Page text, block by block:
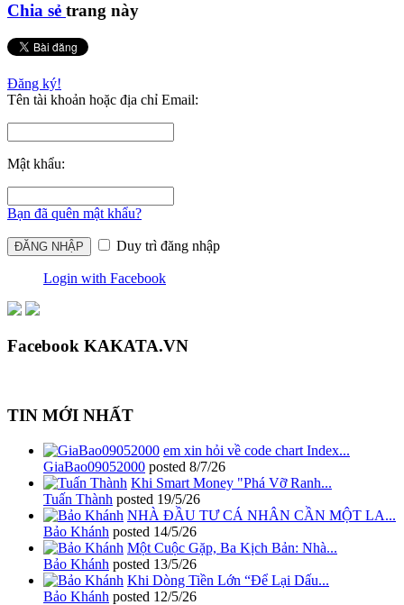
Chia sẻ trang này
Đăng ký!
Tên tài khoản hoặc địa chỉ Email:
Mật khẩu:
Bạn đã quên mật khẩu?
Duy trì đăng nhập
Login with Facebook
Facebook KAKATA.VN
TIN MỚI NHẤT
em xin hỏi về code chart Index...
GiaBao09052000 posted 8/7/26
Khi Smart Money "Phá Vỡ Ranh...
Tuấn Thành posted 19/5/26
NHÀ ĐẦU TƯ CÁ NHÂN CẦN MỘT LA...
Bảo Khánh posted 14/5/26
Một Cuộc Gặp, Ba Kịch Bản: Nhà...
Bảo Khánh posted 13/5/26
Khi Dòng Tiền Lớn “Để Lại Dấu...
Bảo Khánh posted 12/5/26